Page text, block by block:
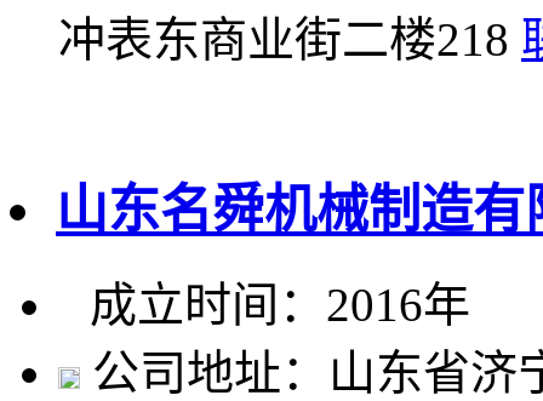
冲表东商业街二楼218
山东名舜机械制造有
成立时间：2016年
公司地址：山东省济